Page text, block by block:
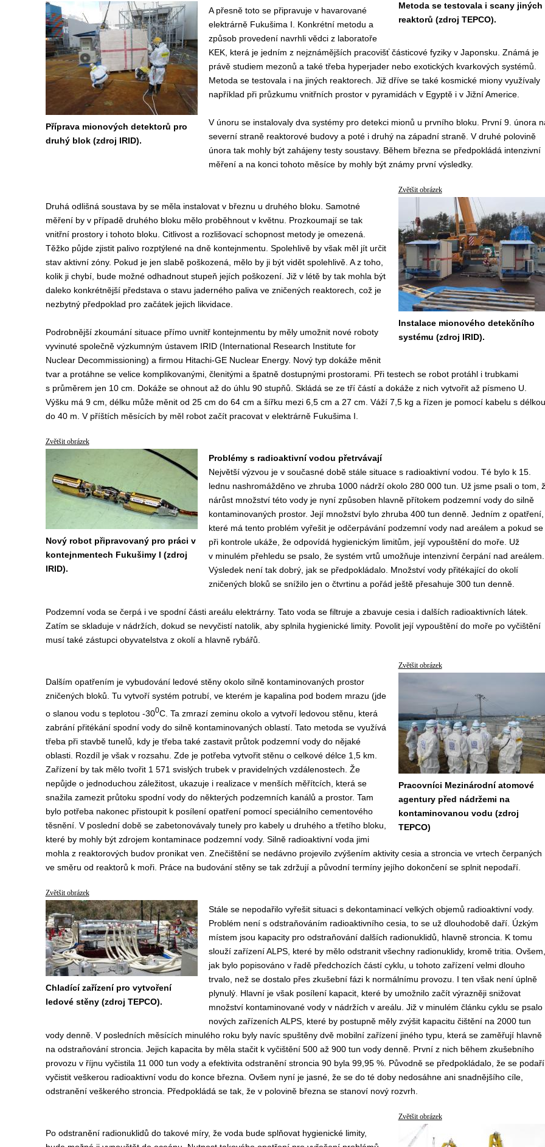
Metoda se testovala i scany jiných
reaktorů (zdroj TEPCO).
Příprava mionových detektorů pro
druhý blok (zdroj IRID).
A přesně toto se připravuje v havarované
elektrárně Fukušima I. Konkrétní metodu a
způsob provedení navrhli vědci z laboratoře
KEK, která je jedním z nejznámějších pracovišť částicové fyziky v Japonsku. Známá je
právě studiem mezonů a také třeba hyperjader nebo exotických kvarkových systémů.
Metoda se testovala i na jiných reaktorech. Již dříve se také kosmické miony využívaly
například při průzkumu vnitřních prostor v pyramidách v Egyptě i v Jižní Americe.
V únoru se instalovaly dva systémy pro detekci mionů u prvního bloku. První 9. února
severní straně reaktorové budovy a poté i druhý na západní straně. V druhé polovině
února tak mohly být zahájeny testy soustavy. Během března se předpokládá intenzivní
měření a na konci tohoto měsíce by mohly být známy první výsledky.
Zvětšit obrázek
Instalace mionového detekčního
systému (zdroj IRID).
Druhá odlišná soustava by se měla instalovat v březnu u druhého bloku. Samotné
měření by v případě druhého bloku mělo proběhnout v květnu. Prozkoumají se tak
vnitřní prostory i tohoto bloku. Citlivost a rozlišovací schopnost metody je omezená.
Těžko půjde zjistit palivo rozptýlené na dně kontejnmentu. Spolehlivě by však měl jít určit
stav aktivní zóny. Pokud je jen slabě poškozená, mělo by ji být vidět spolehlivě. A z toho,
kolik ji chybí, bude možné odhadnout stupeň jejích poškození. Již v létě by tak mohla být
daleko konkrétnější představa o stavu jaderného paliva ve zničených reaktorech, což je
nezbytný předpoklad pro začátek jejich likvidace.
Podrobnější zkoumání situace přímo uvnitř kontejnmentu by měly umožnit nové roboty
vyvinuté společně výzkumným ústavem IRID (International Research Institute for
Nuclear Decommissioning) a firmou Hitachi-GE Nuclear Energy. Nový typ dokáže měnit
tvar a protáhne se velice komplikovanými, členitými a špatně dostupnými prostorami. Při testech se robot protáhl i trubkami
s průměrem jen 10 cm. Dokáže se ohnout až do úhlu 90 stupňů. Skládá se ze tří částí a dokáže z nich vytvořit až písmeno U.
Výšku má 9 cm, délku může měnit od 25 cm do 64 cm a šířku mezi 6,5 cm a 27 cm. Váží 7,5 kg a řízen je pomocí kabelu s délkou
do 40 m. V příštích měsících by měl robot začít pracovat v elektrárně Fukušima I.
Zvětšit obrázek
Nový robot připravovaný pro práci v
kontejnmentech Fukušimy I (zdroj
IRID).
Problémy s radioaktivní vodou přetrvávají
Největší výzvou je v současné době stále situace s radioaktivní vodou. Té bylo k 15.
lednu nashromážděno ve zhruba 1000 nádrží okolo 280 000 tun. Už jsme psali o tom,
nárůst množství této vody je nyní způsoben hlavně přítokem podzemní vody do silně
kontaminovaných prostor. Její množství bylo zhruba 400 tun denně. Jedním z opatření,
které má tento problém vyřešit je odčerpávání podzemní vody nad areálem a pokud se
při kontrole ukáže, že odpovídá hygienickým limitům, její vypouštění do moře. Už
v minulém přehledu se psalo, že systém vrtů umožňuje intenzivní čerpání nad areálem.
Výsledek není tak dobrý, jak se předpokládalo. Množství vody přitékající do okolí
zničených bloků se snížilo jen o čtvrtinu a pořád ještě přesahuje 300 tun denně.
Podzemní voda se čerpá i ve spodní části areálu elektrárny. Tato voda se filtruje a zbavuje cesia i dalších radioaktivních látek.
Zatím se skladuje v nádržích, dokud se nevyčistí natolik, aby splnila hygienické limity. Povolit její vypouštění do moře po vyčištění
musí také zástupci obyvatelstva z okolí a hlavně rybářů.
Zvětšit obrázek
Pracovníci Mezinárodní atomové
agentury před nádržemi na
kontaminovanou vodu (zdroj
TEPCO)
Dalším opatřením je vybudování ledové stěny okolo silně kontaminovaných prostor
zničených bloků. Tu vytvoří systém potrubí, ve kterém je kapalina pod bodem mrazu (jde
o slanou vodu s teplotou -300C. Ta zmrazí zeminu okolo a vytvoří ledovou stěnu, která
zabrání přitékání spodní vody do silně kontaminovaných oblastí. Tato metoda se využívá
třeba při stavbě tunelů, kdy je třeba také zastavit průtok podzemní vody do nějaké
oblasti. Rozdíl je však v rozsahu. Zde je potřeba vytvořit stěnu o celkové délce 1,5 km.
Zařízení by tak mělo tvořit 1 571 svislých trubek v pravidelných vzdálenostech. Že
nepůjde o jednoduchou záležitost, ukazuje i realizace v menších měřítcích, která se
snažila zamezit průtoku spodní vody do některých podzemních kanálů a prostor. Tam
bylo potřeba nakonec přistoupit k posílení opatření pomocí speciálního cementového
těsnění. V poslední době se zabetonovávaly tunely pro kabely u druhého a třetího bloku,
které by mohly být zdrojem kontaminace podzemní vody. Silně radioaktivní voda jimi
mohla z reaktorových budov pronikat ven. Znečištění se nedávno projevilo zvýšením aktivity cesia a stroncia ve vrtech čerpaných
ve směru od reaktorů k moři. Práce na budování stěny se tak zdržují a původní termíny jejího dokončení se splnit nepodaří.
Zvětšit obrázek
Chladící zařízení pro vytvoření
ledové stěny (zdroj TEPCO).
Stále se nepodařilo vyřešit situaci s dekontaminací velkých objemů radioaktivní vody.
Problém není s odstraňováním radioaktivního cesia, to se už dlouhodobě daří. Úzkým
místem jsou kapacity pro odstraňování dalších radionuklidů, hlavně stroncia. K tomu
slouží zařízení ALPS, které by mělo odstranit všechny radionuklidy, kromě tritia. Ovšem,
jak bylo popisováno v řadě předchozích částí cyklu, u tohoto zařízení velmi dlouho
trvalo, než se dostalo přes zkušební fázi k normálnímu provozu. I ten však není úplně
plynulý. Hlavní je však posílení kapacit, které by umožnilo začít výrazněji snižovat
množství kontaminované vody v nádržích v areálu. Již v minulém článku cyklu se psalo
nových zařízeních ALPS, které by postupně měly zvýšit kapacitu čištění na 2000 tun
vody denně. V posledních měsících minulého roku byly navíc spuštěny dvě mobilní zařízení jiného typu, která se zaměřují hlavně
na odstraňování stroncia. Jejich kapacita by měla stačit k vyčištění 500 až 900 tun vody denně. První z nich během zkušebního
provozu v říjnu vyčistila 11 000 tun vody a efektivita odstranění stroncia 90 byla 99,95 %. Původně se předpokládalo, že se podaří
vyčistit veškerou radioaktivní vodu do konce března. Ovšem nyní je jasné, že se do té doby nedosáhne ani snadnějšího cíle,
odstranění veškerého stroncia. Předpokládá se tak, že v polovině března se stanoví nový rozvrh.
Zvětšit obrázek
Po odstranění radionuklidů do takové míry, že voda bude splňovat hygienické limity,